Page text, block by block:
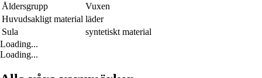
Åldersgrupp
Vuxen
Huvudsakligt material läder
Sula
syntetiskt material
Loading...
Loading...